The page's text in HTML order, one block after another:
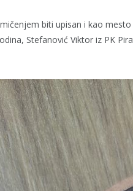
biti upisan i kao
Stefanović Viktor iz PK